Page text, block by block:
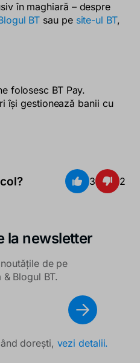
în maghiară – despre
BT sau pe site-ul BT,
folosesc BT Pay.
își gestionează banii cu
3 2
la newsletter
de pe
Blogul BT.
dorești, vezi detalii.